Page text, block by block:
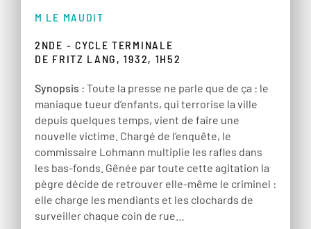
M LE MAUDIT
2NDE - CYCLE TERMINALE
DE FRITZ LANG, 1932, 1H52
Synopsis : Toute la presse ne parle que de ça : le
maniaque tueur d’enfants, qui terrorise la ville
depuis quelques temps, vient de faire une
nouvelle victime. Chargé de l’enquête, le
commissaire Lohmann multiplie les rafles dans
les bas-fonds. Gênée par toute cette agitation la
pègre décide de retrouver elle-même le criminel :
elle charge les mendiants et les clochards de
surveiller chaque coin de rue…